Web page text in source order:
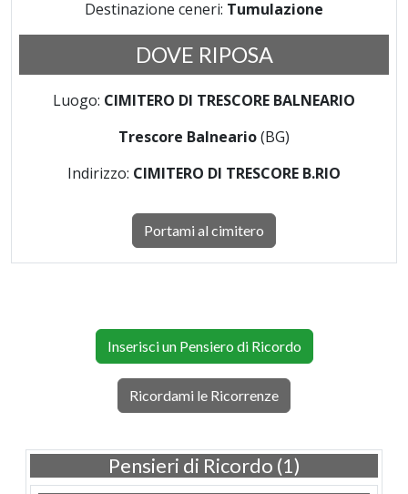
Destinazione ceneri: Tumulazione
DOVE RIPOSA
Luogo: CIMITERO DI TRESCORE BALNEARIO
Trescore Balneario(BG)
Indirizzo: CIMITERO DI TRESCORE B.RIO
Portami al cimitero
Inserisci un Pensiero di Ricordo
Ricordami le Ricorrenze
Pensieri di Ricordo (1)